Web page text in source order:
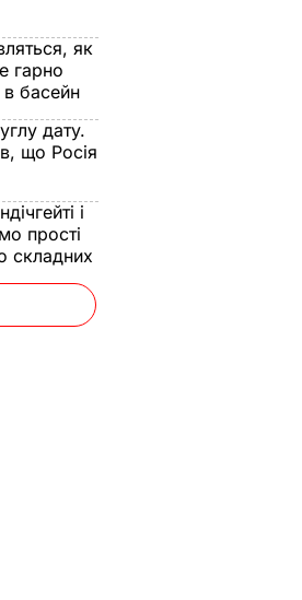
як
гарно
басейн
дату.
що Росія
і
прості
складних